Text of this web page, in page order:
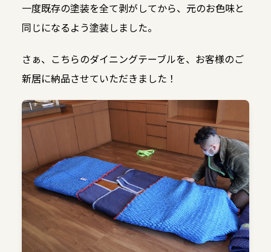
一度既存の塗装を全て剥がしてから、元のお色味と
同じになるよう塗装しました。
さぁ、こちらのダイニングテーブルを、お客様のご
新居に納品させていただきました！